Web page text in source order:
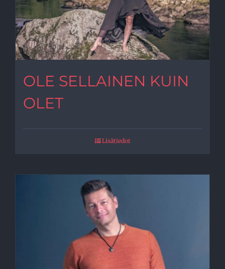
OLE SELLAINEN KUIN
OLET
Lisätiedot